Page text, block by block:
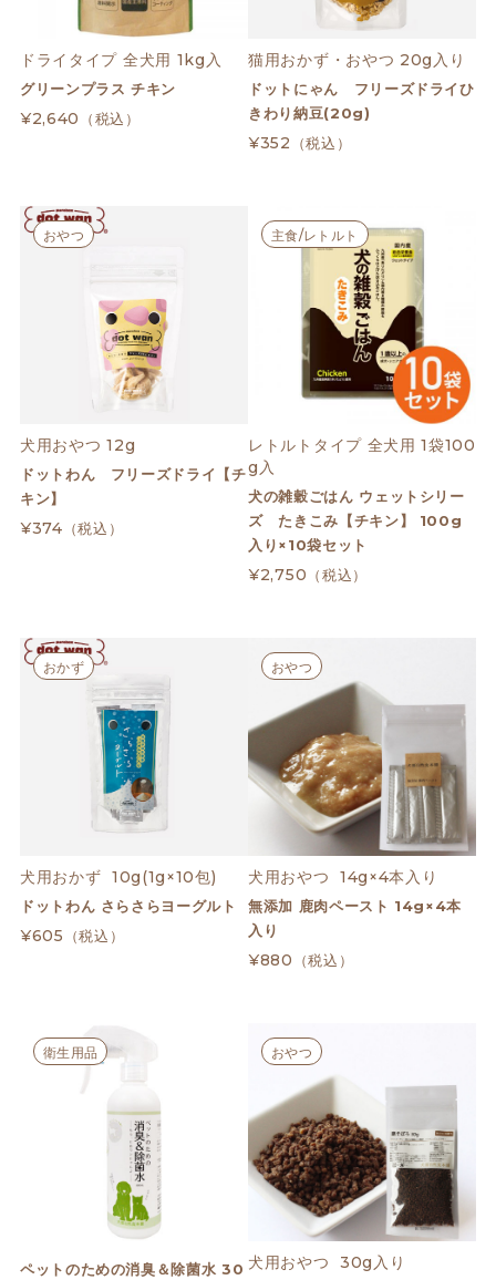
ドライタイプ 全犬用 1kg入
グリーンプラス チキン
¥2,640 （税込）
猫用おかず・おやつ 20g入り
ドットにゃん フリーズドライひ
きわり納豆(20g)
¥352 （税込）
おやつ
犬用おやつ 12g
ドットわん フリーズドライ【チ
キン】
¥374 （税込）
主食/レトルト
レトルトタイプ 全犬用 1袋100
g入
犬の雑穀ごはん ウェットシリー
ズ たきこみ【チキン】 100g
入り×10袋セット
¥2,750 （税込）
おかず
犬用おかず  10g(1g×10包)
ドットわん さらさらヨーグルト
¥605 （税込）
おやつ
犬用おやつ  14g×4本入り
無添加 鹿肉ペースト 14g×4本
入り
¥880 （税込）
衛生用品
ペットのための消臭＆除菌水 30
おやつ
犬用おやつ  30g入り